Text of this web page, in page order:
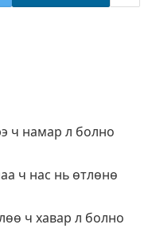
ч намар л болно
ч нас нь өтлөнө
ч хавар л болно